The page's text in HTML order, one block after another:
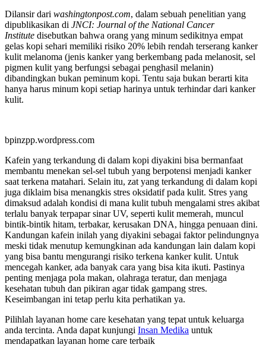
Dilansir dari washingtonpost.com, dalam sebuah penelitian yang
dipublikasikan di JNCI: Journal of the National Cancer
Institute disebutkan bahwa orang yang minum sedikitnya empat
gelas kopi sehari memiliki risiko 20% lebih rendah terserang kanker
kulit melanoma (jenis kanker yang berkembang pada melanosit, sel
pigmen kulit yang berfungsi sebagai penghasil melanin)
dibandingkan bukan peminum kopi. Tentu saja bukan berarti kita
hanya harus minum kopi setiap harinya untuk terhindar dari kanker
kulit.
bpinzpp.wordpress.com
Kafein yang terkandung di dalam kopi diyakini bisa bermanfaat
membantu menekan sel-sel tubuh yang berpotensi menjadi kanker
saat terkena matahari. Selain itu, zat yang terkandung di dalam kopi
juga diklaim bisa menangkis stres oksidatif pada kulit. Stres yang
dimaksud adalah kondisi di mana kulit tubuh mengalami stres akibat
terlalu banyak terpapar sinar UV, seperti kulit memerah, muncul
bintik-bintik hitam, terbakar, kerusakan DNA, hingga penuaan dini.
Kandungan kafein inilah yang diyakini sebagai faktor pelindungnya
meski tidak menutup kemungkinan ada kandungan lain dalam kopi
yang bisa bantu mengurangi risiko terkena kanker kulit. Untuk
mencegah kanker, ada banyak cara yang bisa kita ikuti. Pastinya
penting menjaga pola makan, olahraga teratur, dan menjaga
kesehatan tubuh dan pikiran agar tidak gampang stres.
Keseimbangan ini tetap perlu kita perhatikan ya.
Pilihlah layanan home care kesehatan yang tepat untuk keluarga
anda tercinta. Anda dapat kunjungi Insan Medika untuk
mendapatkan layanan home care terbaik